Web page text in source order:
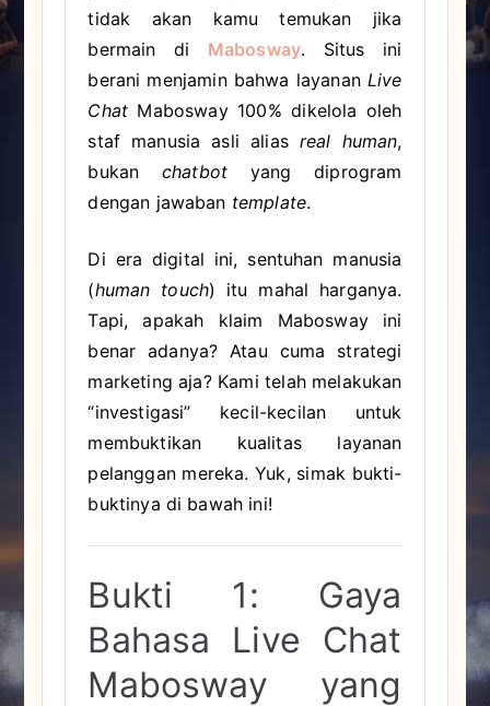
tidak akan kamu temukan jika
bermain di Mabosway. Situs ini
berani menjamin bahwa layanan Live
Chat Mabosway 100% dikelola oleh
staf manusia asli alias real human,
bukan chatbot yang diprogram
dengan jawaban template.
Di era digital ini, sentuhan manusia
(human touch) itu mahal harganya.
Tapi, apakah klaim Mabosway ini
benar adanya? Atau cuma strategi
marketing aja? Kami telah melakukan
“investigasi” kecil-kecilan untuk
membuktikan kualitas layanan
pelanggan mereka. Yuk, simak bukti-
buktinya di bawah ini!
Bukti 1: Gaya
Bahasa Live Chat
Mabosway yang